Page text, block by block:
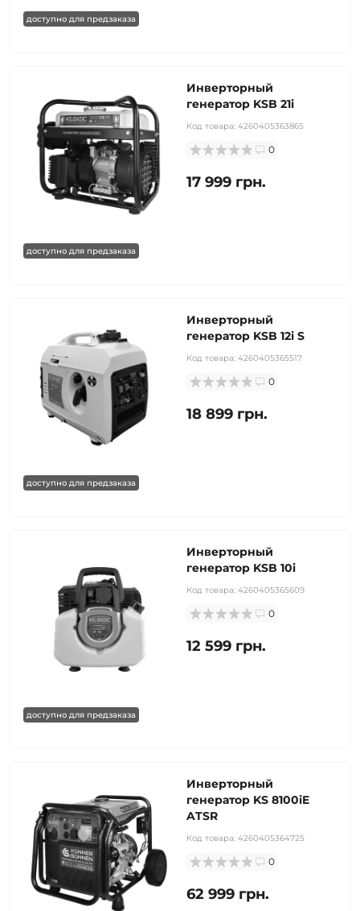
доступно для предзаказа
доступно для предзаказа
Инверторный
генератор KSB 21i
Код товара: 4260405363865
0
17 999 грн.
доступно для предзаказа
Инверторный
генератор KSB 12i S
Код товара: 4260405365517
0
18 899 грн.
доступно для предзаказа
Инверторный
генератор KSB 10i
Код товара: 4260405365609
0
12 599 грн.
Инверторный
генератор KS 8100iE
ATSR
Код товара: 4260405364725
0
62 999 грн.